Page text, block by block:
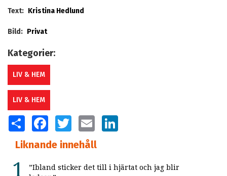
Text: Kristina Hedlund
Bild: Privat
Kategorier:
LIV & HEM
LIV & HEM
SHARE FACEBOOKTWITTER EMAIL
Liknande innehåll
”Ibland sticker det till i hjärtat och jag blir